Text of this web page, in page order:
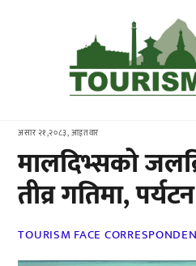
असार २१,२०८३, आइतवार
मालदिभ्सको
तीव्र गतिमा,
TOURISM FACE